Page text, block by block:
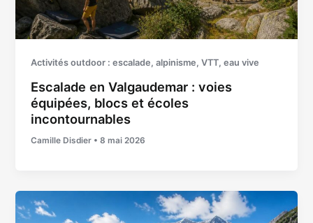
Activités outdoor : escalade, alpinisme, VTT, eau vive
Escalade en Valgaudemar : voies
équipées, blocs et écoles
incontournables
Camille Disdier •8 mai 2026